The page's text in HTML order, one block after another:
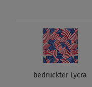
bedruckter Lycra